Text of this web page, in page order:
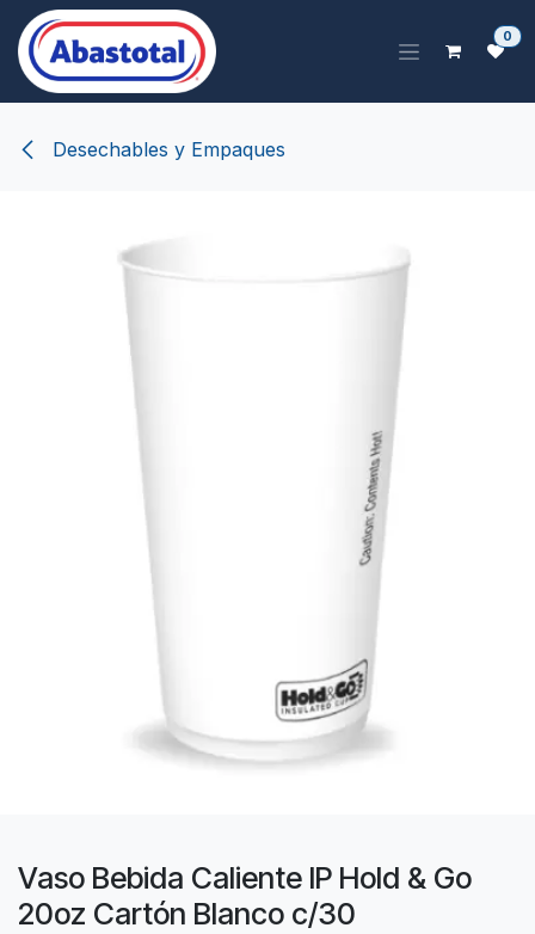
Ir al contenido
0
Desechables y Empaques
Vaso Bebida Caliente IP Hold & Go
20oz Cartón Blanco c/30